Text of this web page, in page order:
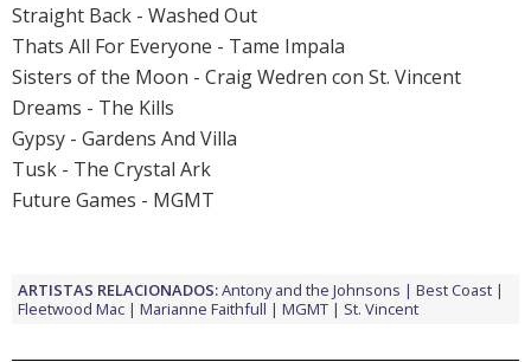
Straight Back - Washed Out
Thats All For Everyone - Tame Impala
Sisters of the Moon - Craig Wedren con St. Vincent
Dreams - The Kills
Gypsy - Gardens And Villa
Tusk - The Crystal Ark
Future Games - MGMT
ARTISTAS RELACIONADOS:Antony and the Johnsons
Best Coast
Fleetwood Mac
Marianne Faithfull MGMT St. Vincent